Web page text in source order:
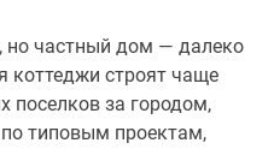
но частный дом — далеко
коттеджи строят чаще
поселков за городом,
по типовым проектам,